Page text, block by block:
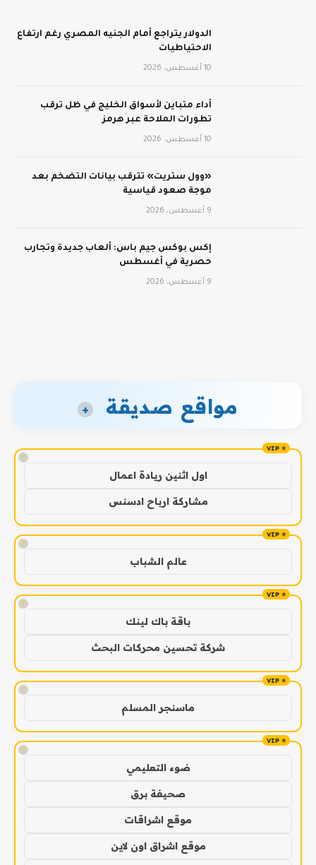
الدولار يتراجع أمام الجنيه المصري رغم ارتفاع
الاحتياطيات
10 أغسطس، 2026
أداء متباين لأسواق الخليج في ظل ترقب
تطورات الملاحة عبر هرمز
10 أغسطس، 2026
«وول ستريت» تترقب بيانات التضخم بعد
موجة صعود قياسية
9 أغسطس، 2026
إكس بوكس جيم باس: ألعاب جديدة وتجارب
حصرية في أغسطس
9 أغسطس، 2026
مواقع صديقة +
!
اول اثنين ريادة اعمال
مشاركة ارباح ادسنس
!
عالم الشباب
!
باقة باك لينك
شركة تحسين محركات البحث
!
ماسنجر المسلم
!
ضوء التعليمي
صحيفة برق
موقع اشراقات
موقع اشراق اون لاين